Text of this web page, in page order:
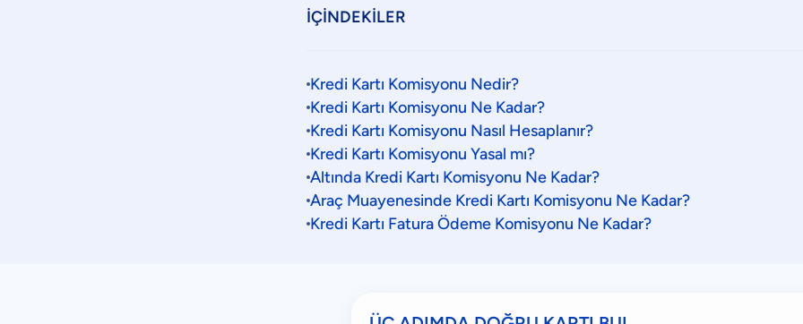
İÇİNDEKİLER
Kredi Kartı Komisyonu Nedir?
Kredi Kartı Komisyonu Ne Kadar?
Kredi Kartı Komisyonu Nasıl Hesaplanır?
Kredi Kartı Komisyonu Yasal mı?
Altında Kredi Kartı Komisyonu Ne Kadar?
Araç Muayenesinde Kredi Kartı Komisyonu Ne Kadar?
Kredi Kartı Fatura Ödeme Komisyonu Ne Kadar?